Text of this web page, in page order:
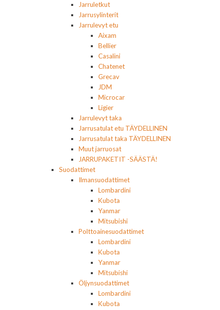
Jarruletkut
Jarrusylinterit
Jarrulevyt etu
Aixam
Bellier
Casalini
Chatenet
Grecav
JDM
Microcar
Ligier
Jarrulevyt taka
Jarrusatulat etu TÄYDELLINEN
Jarrusatulat taka TÄYDELLINEN
Muut jarruosat
JARRUPAKETIT -SÄÄSTÄ!
Suodattimet
Ilmansuodattimet
Lombardini
Kubota
Yanmar
Mitsubishi
Polttoainesuodattimet
Lombardini
Kubota
Yanmar
Mitsubishi
Öljynsuodattimet
Lombardini
Kubota